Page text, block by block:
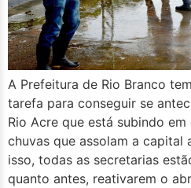
A Prefeitura de Rio Branco
tarefa para conseguir se
Rio Acre que está subindo
chuvas que assolam a capital
isso, todas as secretarias
quanto antes, reativarem o